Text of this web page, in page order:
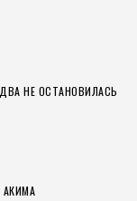
НЕ ОСТАНОВИЛАСЬ